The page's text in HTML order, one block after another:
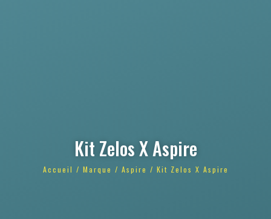
Kit Zelos X Aspire
Accueil / Marque / Aspire / Kit Zelos X Aspire